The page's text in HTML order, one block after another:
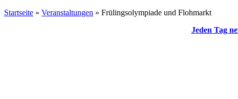
Startseite » Veranstaltungen » Frülingsolympiade und Flohmarkt
Jeden Tag